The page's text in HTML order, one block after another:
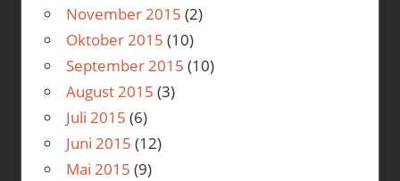
November 2015 (2)
Oktober 2015 (10)
September 2015 (10)
August 2015 (3)
Juli 2015 (6)
Juni 2015 (12)
Mai 2015 (9)